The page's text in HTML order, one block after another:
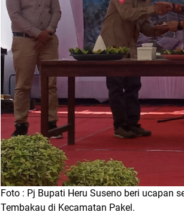
Foto : Pj Bupati Heru Suseno beri ucapan
Tembakau di Kecamatan Pakel.